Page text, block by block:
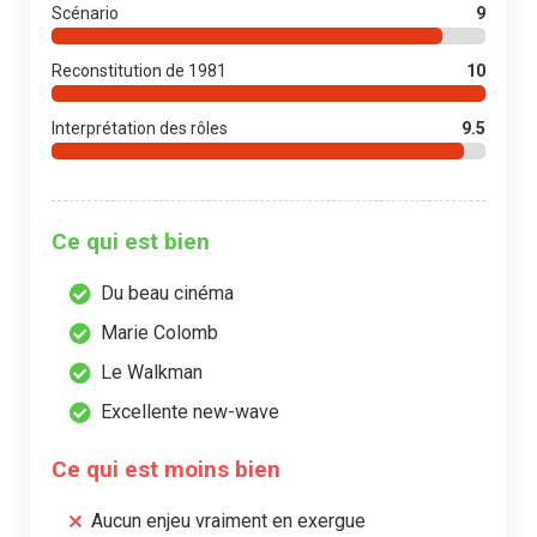
Scénario 9
Reconstitution de 1981 10
Interprétation des rôles 9.5
Ce qui est bien
Du beau cinéma
Marie Colomb
Le Walkman
Excellente new-wave
Ce qui est moins bien
Aucun enjeu vraiment en exergue